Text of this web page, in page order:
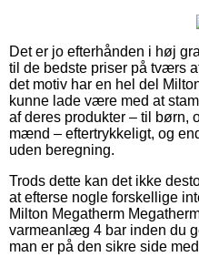
Det er jo efterhånden i høj
til de bedste priser på tværs
det motiv har en hel del
kunne lade være med at
af deres produkter – til børn,
mænd – eftertrykkeligt, og
uden beregning.
Trods dette kan det ikke
at efterse nogle forskellige
Milton Megatherm
varmeanlæg 4 bar inden du
man er på den sikre side